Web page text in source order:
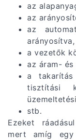
az
az
az
arányosítva,
a vezetők
az áram-
a
tisztítási
stb.
Ezeket
mert amíg